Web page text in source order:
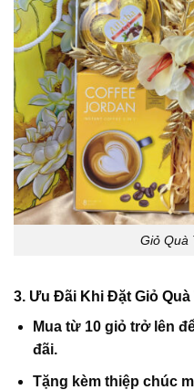
Giỏ Quà
3. Ưu Đãi Khi Đặt Giỏ Quà
Mua từ 10 giỏ trở lên
đãi.
Tặng kèm thiệp chúc